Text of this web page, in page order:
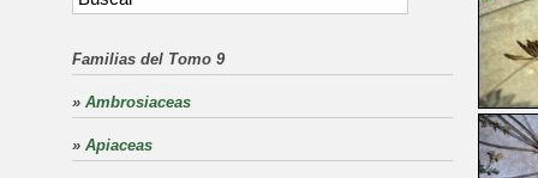
Familias del Tomo 9
» Ambrosiaceas
» Apiaceas